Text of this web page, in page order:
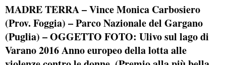
MADRE TERRA– Vince Monica Carbosiero
(Prov. Foggia) – Parco Nazionale del Gargano
(Puglia) – OGGETTO FOTO: Ulivo sul lago di
Varano2016 Anno europeo della lotta alle